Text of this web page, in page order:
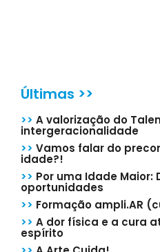
Últimas >>
>> A valorização do
intergeracionalidade
>> Vamos falar do
idade?!
>> Por uma Idade Maior:
oportunidades
>> Formação ampli.AR
>> A dor física e a cura
espírito